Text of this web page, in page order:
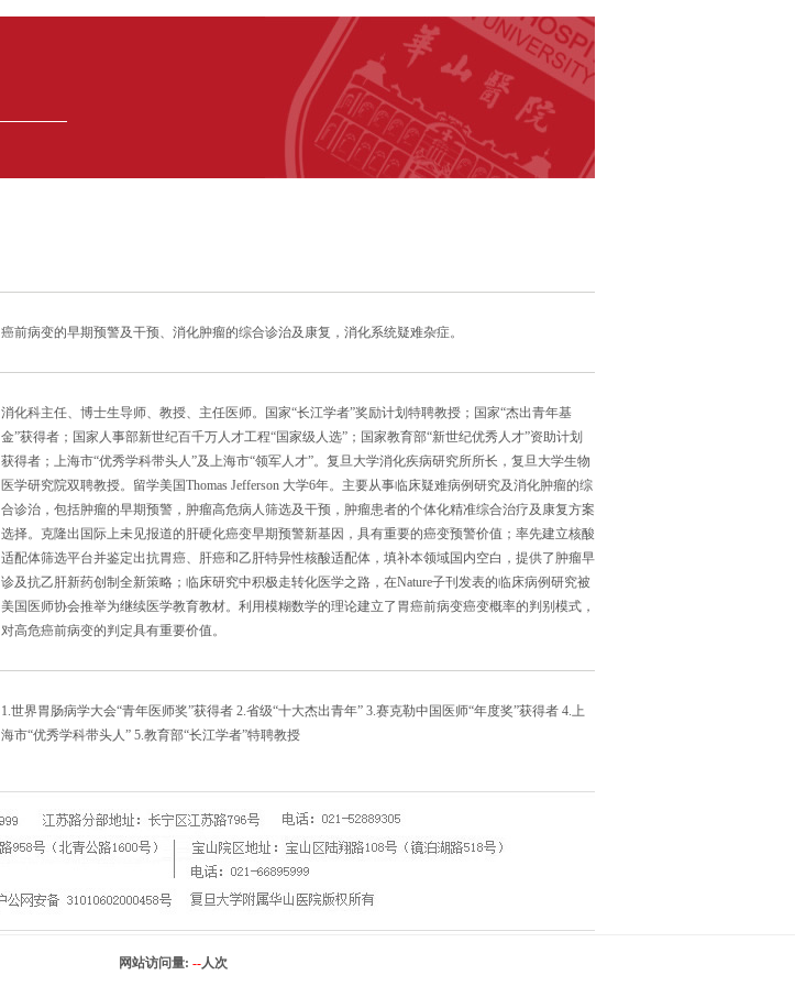
癌前病变的早期预警及干预、消化肿瘤的综合诊治及康复，消化系统疑难杂症。
消化科主任、博士生导师、教授、主任医师。国家“长江学者”奖励计划特聘教授；国家“杰出青年基
金”获得者；国家人事部新世纪百千万人才工程“国家级人选”；国家教育部“新世纪优秀人才”资助计划
获得者；上海市“优秀学科带头人”及上海市“领军人才”。复旦大学消化疾病研究所所长，复旦大学生物
医学研究院双聘教授。留学美国Thomas Jefferson 大学6年。主要从事临床疑难病例研究及消化肿瘤的综
合诊治，包括肿瘤的早期预警，肿瘤高危病人筛选及干预，肿瘤患者的个体化精准综合治疗及康复方案
选择。克隆出国际上未见报道的肝硬化癌变早期预警新基因，具有重要的癌变预警价值；率先建立核酸
适配体筛选平台并鉴定出抗胃癌、肝癌和乙肝特异性核酸适配体，填补本领域国内空白，提供了肿瘤早
诊及抗乙肝新药创制全新策略；临床研究中积极走转化医学之路，在Nature子刊发表的临床病例研究被
美国医师协会推举为继续医学教育教材。利用模糊数学的理论建立了胃癌前病变癌变概率的判别模式，
对高危癌前病变的判定具有重要价值。
1.世界胃肠病学大会“青年医师奖”获得者 2.省级“十大杰出青年” 3.赛克勒中国医师“年度奖”获得者 4.上
海市“优秀学科带头人” 5.教育部“长江学者”特聘教授
网站访问量: --人次